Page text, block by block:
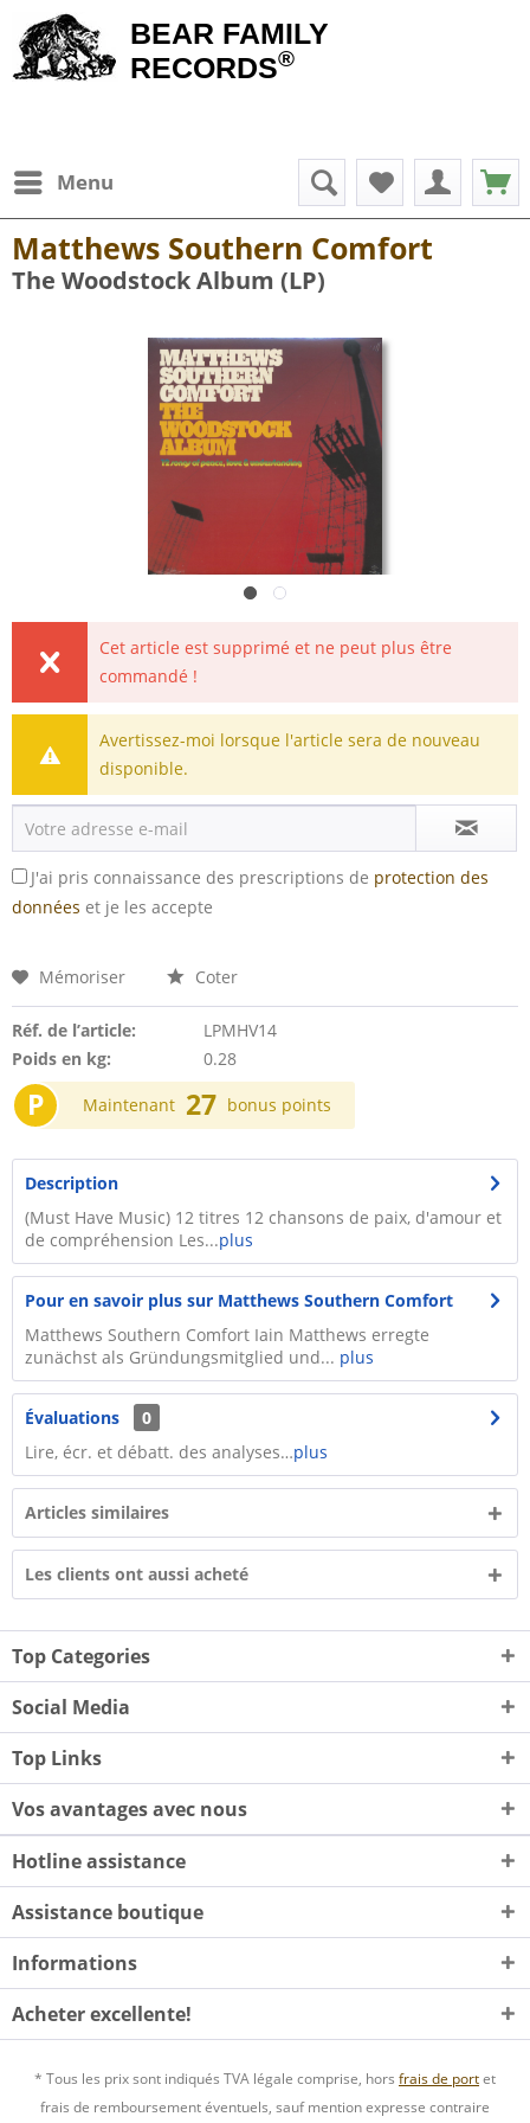
BEAR FAMILY
RECORDS®
Menu
Matthews Southern Comfort
The Woodstock Album (LP)
Cet article est supprimé et ne peut plus être
commandé !
Avertissez-moi lorsque l'article sera de nouveau
disponible.
J'ai pris connaissance des prescriptions de protection des
données et je les accepte
Mémoriser Coter
Réf. de l’article:
LPMHV14
Poids en kg:
0.28
P Maintenant 27 bonus points
Description
(Must Have Music) 12 titres 12 chansons de paix, d'amour et
de compréhension Les...plus
Pour en savoir plus sur Matthews Southern Comfort
Matthews Southern Comfort Iain Matthews erregte
zunächst als Gründungsmitglied und... plus
Évaluations
0
Lire, écr. et débatt. des analyses…plus
Articles similaires
Les clients ont aussi acheté
Top Categories
Social Media
Top Links
Vos avantages avec nous
Hotline assistance
Assistance boutique
Informations
Acheter excellente!
* Tous les prix sont indiqués TVA légale comprise, hors frais de portet
frais de remboursement éventuels, sauf mention expresse contraire